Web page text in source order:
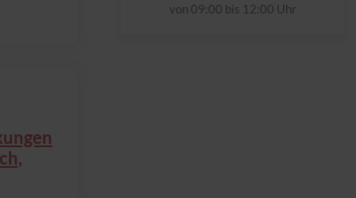
von 09:00 bis 12:00 Uhr